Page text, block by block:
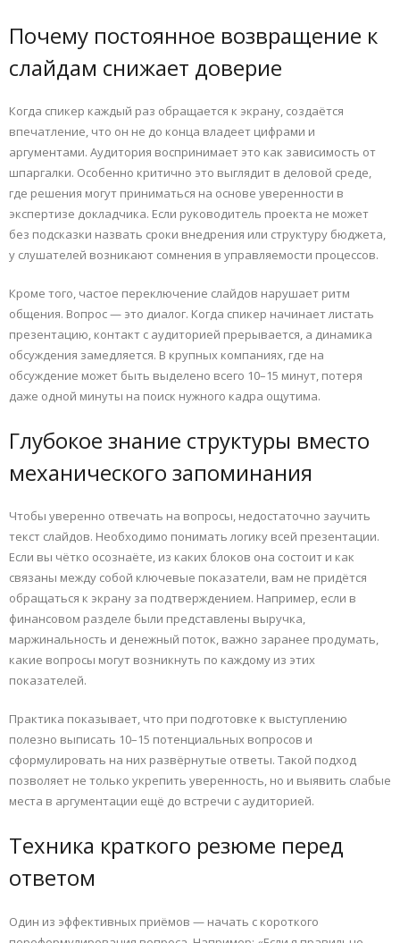
Почему постоянное возвращение к
слайдам снижает доверие
Когда спикер каждый раз обращается к экрану, создаётся
впечатление, что он не до конца владеет цифрами и
аргументами. Аудитория воспринимает это как зависимость от
шпаргалки. Особенно критично это выглядит в деловой среде,
где решения могут приниматься на основе уверенности в
экспертизе докладчика. Если руководитель проекта не может
без подсказки назвать сроки внедрения или структуру бюджета,
у слушателей возникают сомнения в управляемости процессов.
Кроме того, частое переключение слайдов нарушает ритм
общения. Вопрос — это диалог. Когда спикер начинает листать
презентацию, контакт с аудиторией прерывается, а динамика
обсуждения замедляется. В крупных компаниях, где на
обсуждение может быть выделено всего 10–15 минут, потеря
даже одной минуты на поиск нужного кадра ощутима.
Глубокое знание структуры вместо
механического запоминания
Чтобы уверенно отвечать на вопросы, недостаточно заучить
текст слайдов. Необходимо понимать логику всей презентации.
Если вы чётко осознаёте, из каких блоков она состоит и как
связаны между собой ключевые показатели, вам не придётся
обращаться к экрану за подтверждением. Например, если в
финансовом разделе были представлены выручка,
маржинальность и денежный поток, важно заранее продумать,
какие вопросы могут возникнуть по каждому из этих
показателей.
Практика показывает, что при подготовке к выступлению
полезно выписать 10–15 потенциальных вопросов и
сформулировать на них развёрнутые ответы. Такой подход
позволяет не только укрепить уверенность, но и выявить слабые
места в аргументации ещё до встречи с аудиторией.
Техника краткого резюме перед
ответом
Один из эффективных приёмов — начать с короткого